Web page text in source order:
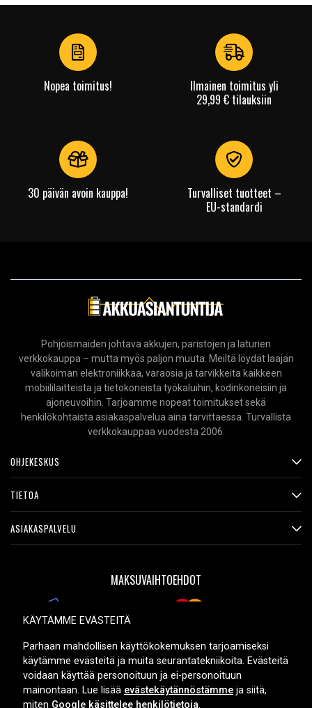
1
Nopea toimitus!
Ilmainen toimitus yli
29,99 € tilauksiin
30 päivän avoin kauppa!
Turvalliset tuotteet –
EU-standardi
Pohjoismaiden johtava akkujen, paristojen ja laturien
verkkokauppa – mutta myös paljon muuta. Meiltä löydät laajan
valikoiman elektroniikkaa, varaosia ja tarvikkeita kaikkeen
mobiililaitteista ja tietokoneista työkaluihin, kodinkoneisiin ja
ajoneuvoihin. Tarjoamme nopeat toimitukset sekä
henkilökohtaista asiakaspalvelua aina tarvittaessa. Turvallista
verkkokauppaa vuodesta 2006.
OHJEKESKUS
TIETOA
ASIAKASPALVELU
MAKSUVAIHTOEHDOT
TOIMITUSVAIHTOEHDOT
KÄYTÄMME EVÄSTEITÄ
Parhaan mahdollisen käyttökokemuksen tarjoamiseksi
käytämme evästeitä ja muita seurantatekniikoita. Evästeitä
voidaan käyttää personoituun ja ei-personoituun
mainontaan. Lue lisää evästekäytännöstämme ja siitä,
miten Google käsittelee henkilötietoja.